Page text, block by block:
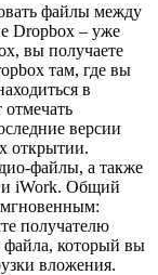
файлы между
Dropbox – уже
вы получаете
там, где вы
в
версии
открытии.
файлы, а также
и iWork. Общий
мгновенным:
получателю
который вы
вложения.